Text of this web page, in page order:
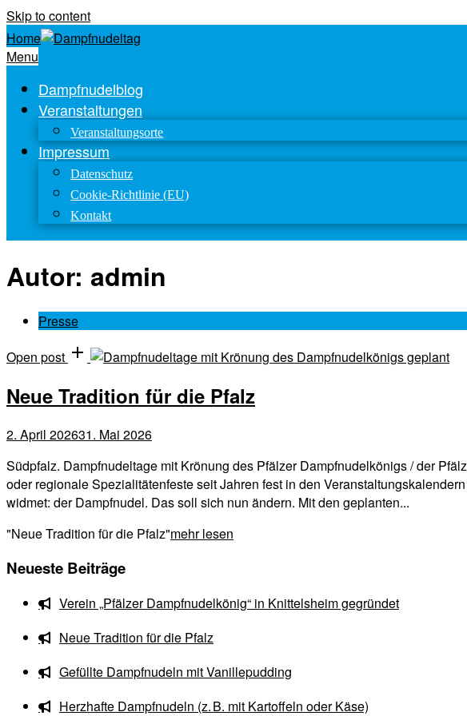
Skip to content
Home
Menu
Dampfnudelblog
Veranstaltungen
Veranstaltungsorte
Impressum
Datenschutz
Cookie-Richtlinie (EU)
Kontakt
Autor: admin
Presse
Open post
Neue Tradition für die Pfalz
2. April 202631. Mai 2026
Südpfalz. Dampfnudeltage mit Krönung des Pfälzer Dampfnudelkönigs / der
oder regionale Spezialitätenfeste seit Jahren fest in den
widmet: der Dampfnudel. Das soll sich nun ändern. Mit den geplanten...
"Neue Tradition für die Pfalz"mehr lesen
Neueste Beiträge
Verein „Pfälzer Dampfnudelkönig“ in Knittelsheim gegründet
Neue Tradition für die Pfalz
Gefüllte Dampfnudeln mit Vanillepudding
Herzhafte Dampfnudeln (z. B. mit Kartoffeln oder Käse)